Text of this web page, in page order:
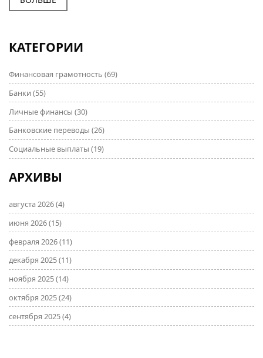
КАТЕГОРИИ
Финансовая грамотность (69)
Банки (55)
Личные финансы (30)
Банковские переводы (26)
Социальные выплаты (19)
АРХИВЫ
августа 2026(4)
июня 2026(15)
февраля 2026(11)
декабря 2025(11)
ноября 2025(14)
октября 2025(24)
сентября 2025(4)